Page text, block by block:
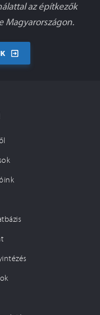
az építkezők
Magyarországon.